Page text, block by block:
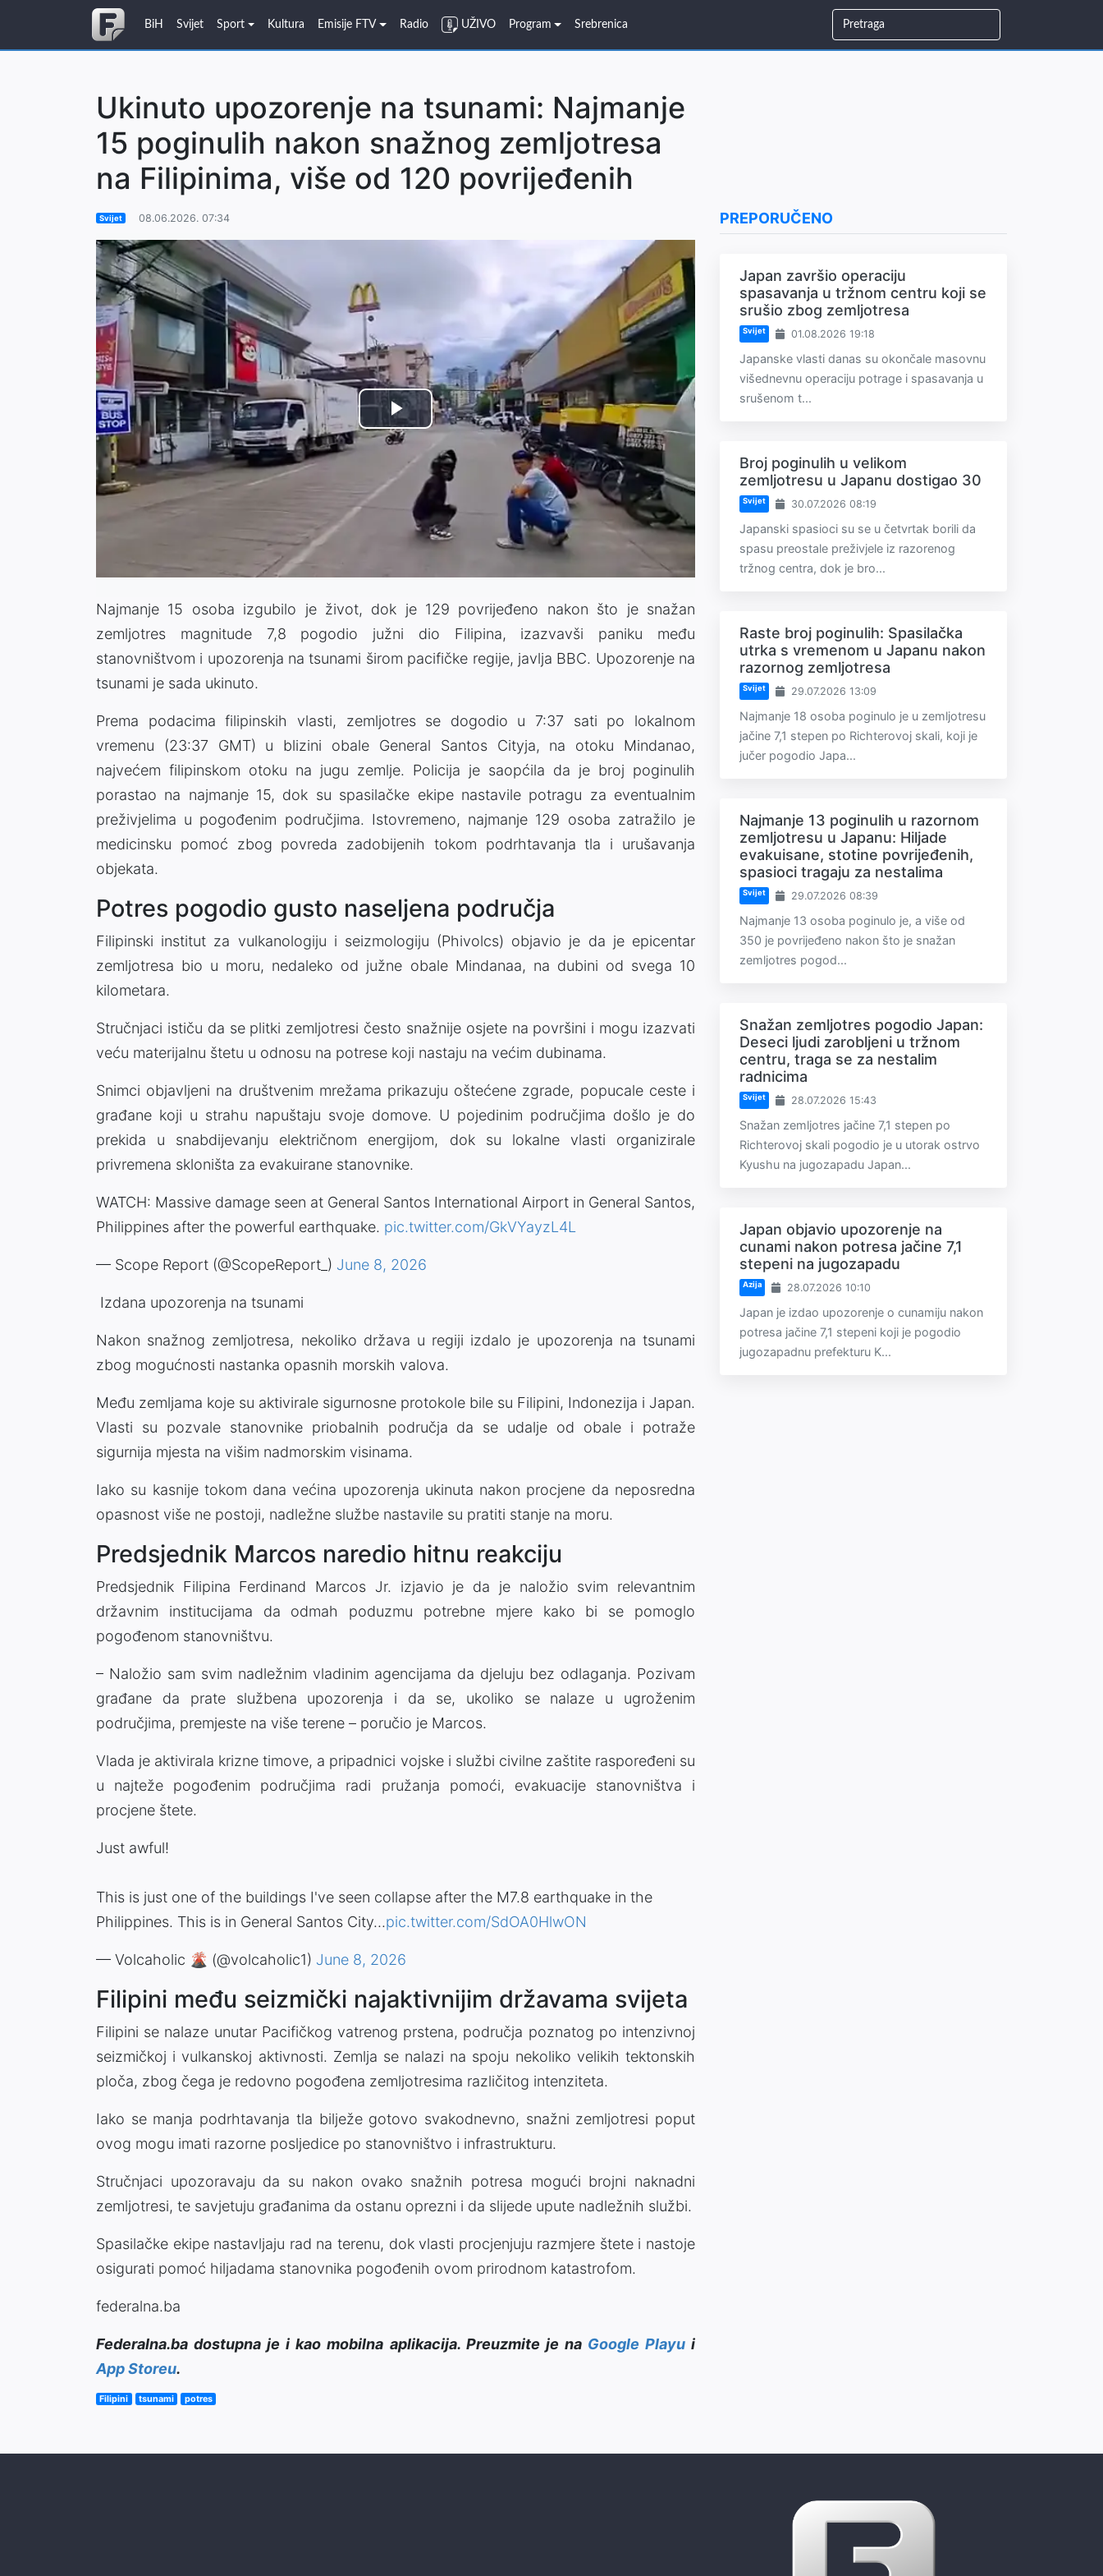
BiH Svijet Sport Kultura Emisije FTV Radio UŽIVO Program Srebrenica
Ukinuto upozorenje na tsunami: Najmanje
15 poginulih nakon snažnog zemljotresa
na Filipinima, više od 120 povrijeđenih
Svijet 08.06.2026. 07:34
Play
Video
Najmanje 15 osoba izgubilo je život, dok je 129 povrijeđeno nakon što je snažan
zemljotres magnitude 7,8 pogodio južni dio Filipina, izazvavši paniku među
stanovništvom i upozorenja na tsunami širom pacifičke regije, javlja BBC. Upozorenje na
tsunami je sada ukinuto.
Prema podacima filipinskih vlasti, zemljotres se dogodio u 7:37 sati po lokalnom
vremenu (23:37 GMT) u blizini obale General Santos Cityja, na otoku Mindanao,
najvećem filipinskom otoku na jugu zemlje. Policija je saopćila da je broj poginulih
porastao na najmanje 15, dok su spasilačke ekipe nastavile potragu za eventualnim
preživjelima u pogođenim područjima. Istovremeno, najmanje 129 osoba zatražilo je
medicinsku pomoć zbog povreda zadobijenih tokom podrhtavanja tla i urušavanja
objekata.
Potres pogodio gusto naseljena područja
Filipinski institut za vulkanologiju i seizmologiju (Phivolcs) objavio je da je epicentar
zemljotresa bio u moru, nedaleko od južne obale Mindanaa, na dubini od svega 10
kilometara.
Stručnjaci ističu da se plitki zemljotresi često snažnije osjete na površini i mogu izazvati
veću materijalnu štetu u odnosu na potrese koji nastaju na većim dubinama.
Snimci objavljeni na društvenim mrežama prikazuju oštećene zgrade, popucale ceste i
građane koji u strahu napuštaju svoje domove. U pojedinim područjima došlo je do
prekida u snabdijevanju električnom energijom, dok su lokalne vlasti organizirale
privremena skloništa za evakuirane stanovnike.
WATCH: Massive damage seen at General Santos International Airport in General Santos,
Philippines after the powerful earthquake. pic.twitter.com/GkVYayzL4L
— Scope Report (@ScopeReport_) June 8, 2026
Izdana upozorenja na tsunami
Nakon snažnog zemljotresa, nekoliko država u regiji izdalo je upozorenja na tsunami
zbog mogućnosti nastanka opasnih morskih valova.
Među zemljama koje su aktivirale sigurnosne protokole bile su Filipini, Indonezija i Japan.
Vlasti su pozvale stanovnike priobalnih područja da se udalje od obale i potraže
sigurnija mjesta na višim nadmorskim visinama.
Iako su kasnije tokom dana većina upozorenja ukinuta nakon procjene da neposredna
opasnost više ne postoji, nadležne službe nastavile su pratiti stanje na moru.
Predsjednik Marcos naredio hitnu reakciju
Predsjednik Filipina Ferdinand Marcos Jr. izjavio je da je naložio svim relevantnim
državnim institucijama da odmah poduzmu potrebne mjere kako bi se pomoglo
pogođenom stanovništvu.
– Naložio sam svim nadležnim vladinim agencijama da djeluju bez odlaganja. Pozivam
građane da prate službena upozorenja i da se, ukoliko se nalaze u ugroženim
područjima, premjeste na više terene – poručio je Marcos.
Vlada je aktivirala krizne timove, a pripadnici vojske i službi civilne zaštite raspoređeni su
u najteže pogođenim područjima radi pružanja pomoći, evakuacije stanovništva i
procjene štete.
Just awful!
This is just one of the buildings I've seen collapse after the M7.8 earthquake in the
Philippines. This is in General Santos City...pic.twitter.com/SdOA0HlwON
— Volcaholic 🌋 (@volcaholic1) June 8, 2026
Filipini među seizmički najaktivnijim državama svijeta
Filipini se nalaze unutar Pacifičkog vatrenog prstena, područja poznatog po intenzivnoj
seizmičkoj i vulkanskoj aktivnosti. Zemlja se nalazi na spoju nekoliko velikih tektonskih
ploča, zbog čega je redovno pogođena zemljotresima različitog intenziteta.
Iako se manja podrhtavanja tla bilježe gotovo svakodnevno, snažni zemljotresi poput
ovog mogu imati razorne posljedice po stanovništvo i infrastrukturu.
Stručnjaci upozoravaju da su nakon ovako snažnih potresa mogući brojni naknadni
zemljotresi, te savjetuju građanima da ostanu oprezni i da slijede upute nadležnih službi.
Spasilačke ekipe nastavljaju rad na terenu, dok vlasti procjenjuju razmjere štete i nastoje
osigurati pomoć hiljadama stanovnika pogođenih ovom prirodnom katastrofom.
federalna.ba
Federalna.ba dostupna je i kao mobilna aplikacija. Preuzmite je na Google Playui
App Storeu.
Filipini tsunami potres
PREPORUČENO
Japan završio operaciju
spasavanja u tržnom centru koji se
srušio zbog zemljotresa
Svijet 01.08.2026 19:18
Japanske vlasti danas su okončale masovnu
višednevnu operaciju potrage i spasavanja u
srušenom t...
Broj poginulih u velikom
zemljotresu u Japanu dostigao 30
Svijet 30.07.2026 08:19
Japanski spasioci su se u četvrtak borili da
spasu preostale preživjele iz razorenog
tržnog centra, dok je bro...
Raste broj poginulih: Spasilačka
utrka s vremenom u Japanu nakon
razornog zemljotresa
Svijet 29.07.2026 13:09
Najmanje 18 osoba poginulo je u zemljotresu
jačine 7,1 stepen po Richterovoj skali, koji je
jučer pogodio Japa...
Najmanje 13 poginulih u razornom
zemljotresu u Japanu: Hiljade
evakuisane, stotine povrijeđenih,
spasioci tragaju za nestalima
Svijet 29.07.2026 08:39
Najmanje 13 osoba poginulo je, a više od
350 je povrijeđeno nakon što je snažan
zemljotres pogod...
Snažan zemljotres pogodio Japan:
Deseci ljudi zarobljeni u tržnom
centru, traga se za nestalim
radnicima
Svijet 28.07.2026 15:43
Snažan zemljotres jačine 7,1 stepen po
Richterovoj skali pogodio je u utorak ostrvo
Kyushu na jugozapadu Japan...
Japan objavio upozorenje na
cunami nakon potresa jačine 7,1
stepeni na jugozapadu
Azija 28.07.2026 10:10
Japan je izdao upozorenje o cunamiju nakon
potresa jačine 7,1 stepeni koji je pogodio
jugozapadnu prefekturu K...